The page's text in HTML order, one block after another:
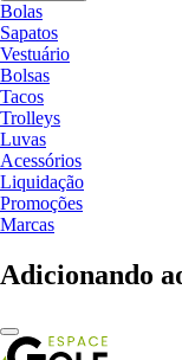
Bolas
Sapatos
Vestuário
Bolsas
Tacos
Trolleys
Luvas
Acessórios
Liquidação
Promoções
Marcas
Adicionando